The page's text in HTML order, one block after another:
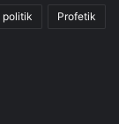
politik Profetik